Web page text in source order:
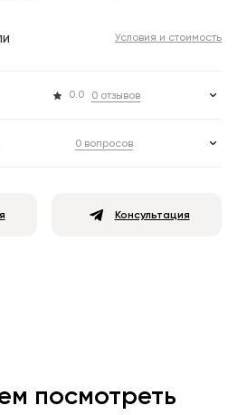
Условия и стоимость
0.0 0 отзывов
0 вопросов
Консультация
посмотреть